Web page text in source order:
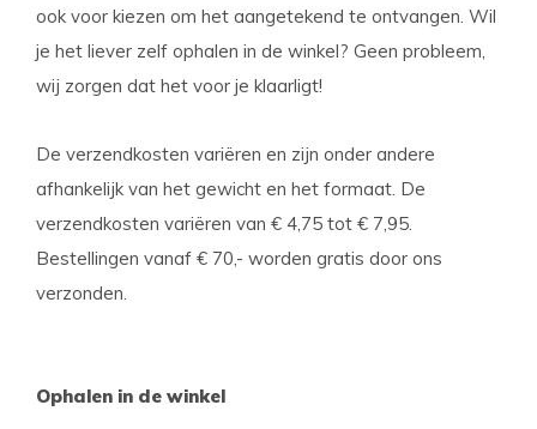
ook voor kiezen om het aangetekend te ontvangen. Wil
je het liever zelf ophalen in de winkel? Geen probleem,
wij zorgen dat het voor je klaarligt!
De verzendkosten variëren en zijn onder andere
afhankelijk van het gewicht en het formaat. De
verzendkosten variëren van € 4,75 tot € 7,95.
Bestellingen vanaf € 70,- worden gratis door ons
verzonden.
Ophalen in de winkel